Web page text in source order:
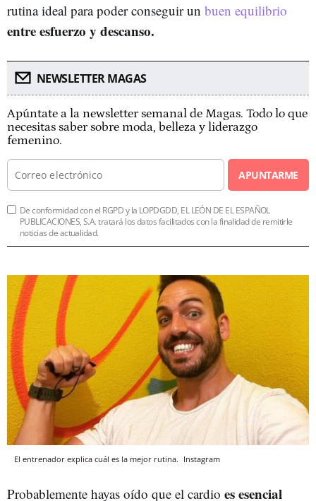
rutina ideal para poder conseguir un buen equilibrio
entre esfuerzo y descanso.
NEWSLETTER MAGAS
Apúntate a la newsletter semanal de Magas. Todo lo que
necesitas saber sobre moda, belleza y liderazgo
femenino.
APUNTARME
De conformidad con el RGPD y la LOPDGDD, EL LEÓN DE EL ESPAÑOL
PUBLICACIONES, S.A. tratará los datos facilitados con la finalidad de remitirle
noticias de actualidad.
El entrenador explica cuál es la mejor rutina. Instagram
Probablemente hayas oído que el cardio es esencial